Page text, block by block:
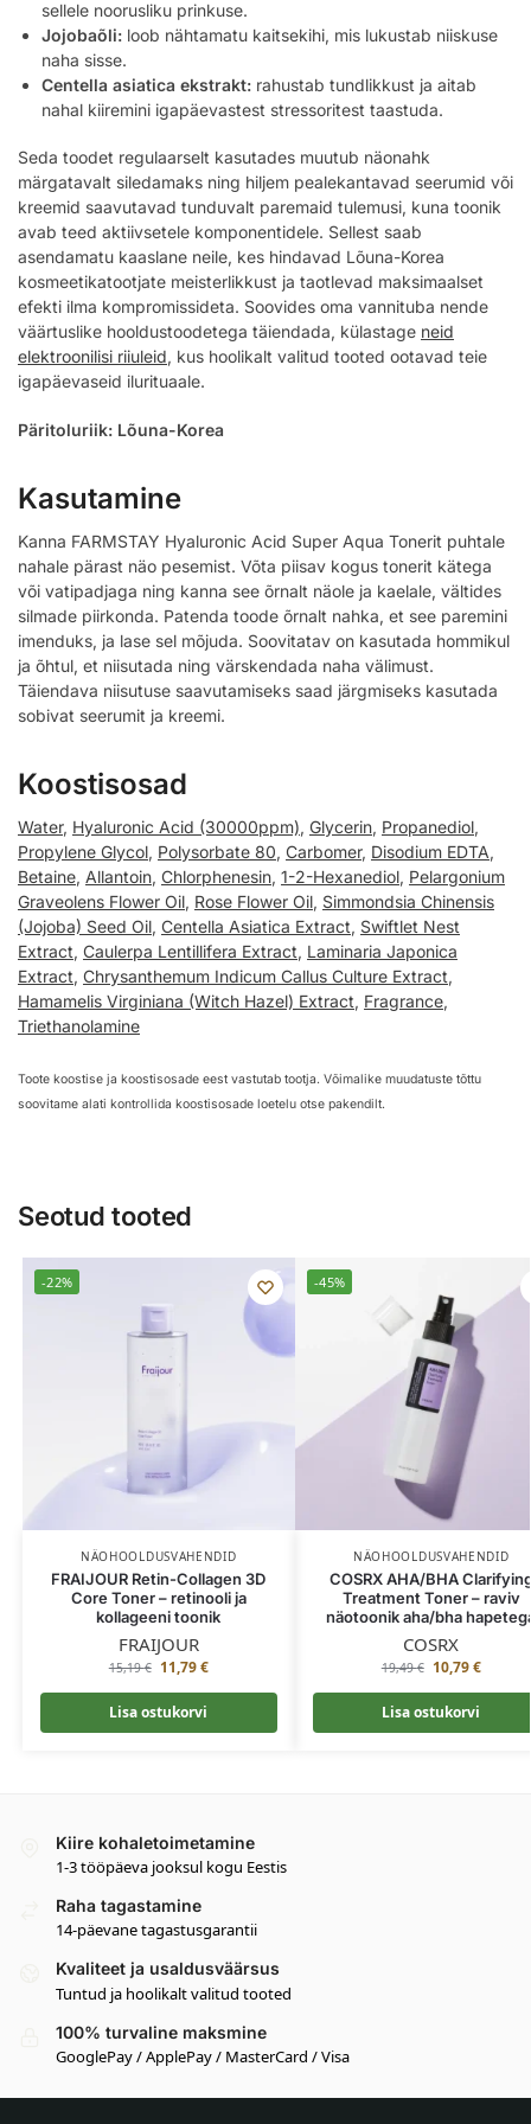
sellele noorusliku prinkuse.
Jojobaõli: loob nähtamatu kaitsekihi, mis lukustab niiskuse
naha sisse.
Centella asiatica ekstrakt: rahustab tundlikkust ja aitab
nahal kiiremini igapäevastest stressoritest taastuda.
Seda toodet regulaarselt kasutades muutub näonahk
märgatavalt siledamaks ning hiljem pealekantavad seerumid või
kreemid saavutavad tunduvalt paremaid tulemusi, kuna toonik
avab teed aktiivsetele komponentidele. Sellest saab
asendamatu kaaslane neile, kes hindavad Lõuna-Korea
kosmeetikatootjate meisterlikkust ja taotlevad maksimaalset
efekti ilma kompromissideta. Soovides oma vannituba nende
väärtuslike hooldustoodetega täiendada, külastage neid
elektroonilisi riiuleid, kus hoolikalt valitud tooted ootavad teie
igapäevaseid ilurituaale.
Päritoluriik: Lõuna-Korea
Kasutamine
Kanna FARMSTAY Hyaluronic Acid Super Aqua Tonerit puhtale
nahale pärast näo pesemist. Võta piisav kogus tonerit kätega
või vatipadjaga ning kanna see õrnalt näole ja kaelale, vältides
silmade piirkonda. Patenda toode õrnalt nahka, et see paremini
imenduks, ja lase sel mõjuda. Soovitatav on kasutada hommikul
ja õhtul, et niisutada ning värskendada naha välimust.
Täiendava niisutuse saavutamiseks saad järgmiseks kasutada
sobivat seerumit ja kreemi.
Koostisosad
Water, Hyaluronic Acid (30000ppm), Glycerin, Propanediol,
Propylene Glycol, Polysorbate 80, Carbomer, Disodium EDTA,
Betaine, Allantoin, Chlorphenesin, 1-2-Hexanediol, Pelargonium
Graveolens Flower Oil, Rose Flower Oil, Simmondsia Chinensis
(Jojoba) Seed Oil, Centella Asiatica Extract, Swiftlet Nest
Extract, Caulerpa Lentillifera Extract, Laminaria Japonica
Extract, Chrysanthemum Indicum Callus Culture Extract,
Hamamelis Virginiana (Witch Hazel) Extract, Fragrance,
Triethanolamine
Toote koostise ja koostisosade eest vastutab tootja. Võimalike muudatuste tõttu
soovitame alati kontrollida koostisosade loetelu otse pakendilt.
Seotud tooted
-22%
NÄOHOOLDUSVAHENDID
FRAIJOUR Retin-Collagen 3D
Core Toner – retinooli ja
kollageeni toonik
FRAIJOUR
15,19€ 11,79€
Lisa ostukorvi
-45%
NÄOHOOLDUSVAHENDID
COSRX AHA/BHA
Treatment Toner – raviv
näotoonik aha/bha
COSRX
19,49€ 10,79€
Lisa ostukorvi
Kiire kohaletoimetamine
1-3 tööpäeva jooksul kogu Eestis
Raha tagastamine
14-päevane tagastusgarantii
Kvaliteet ja usaldusväärsus
Tuntud ja hoolikalt valitud tooted
100% turvaline maksmine
GooglePay / ApplePay / MasterCard / Visa